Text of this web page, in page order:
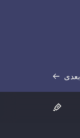
بعدی
رونوشت